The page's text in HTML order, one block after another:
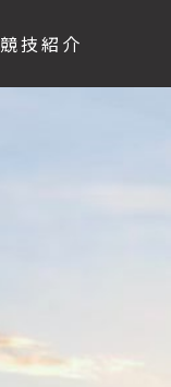
競技紹介